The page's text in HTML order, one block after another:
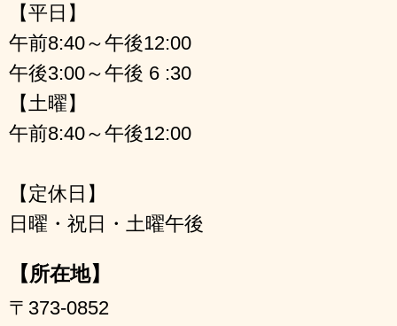
【平日】
午前8:40～午後12:00
午後3:00～午後 6 :30
【土曜】
午前8:40～午後12:00
【定休日】
日曜・祝日・土曜午後
【所在地】
〒373-0852